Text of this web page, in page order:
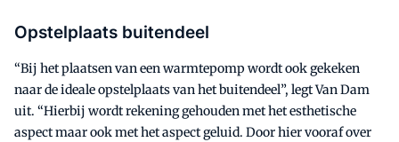
Opstelplaats buitendeel
“Bij het plaatsen van een warmtepomp wordt ook gekeken
naar de ideale opstelplaats van het buitendeel”, legt Van Dam
uit. “Hierbij wordt rekening gehouden met het esthetische
aspect maar ook met het aspect geluid. Door hier vooraf over